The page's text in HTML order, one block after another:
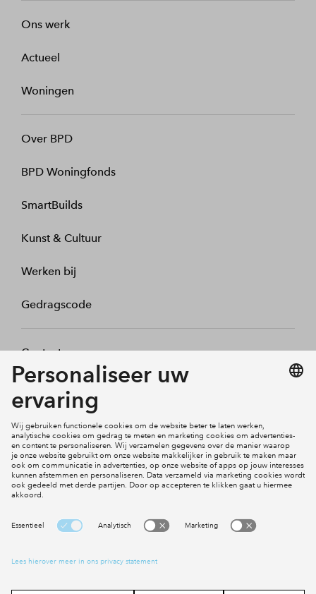
Ons werk
Actueel
Woningen
Over BPD
BPD Woningfonds
SmartBuilds
Kunst & Cultuur
Werken bij
Gedragscode
Contact
Mijn profiel
Social Media
Cookies